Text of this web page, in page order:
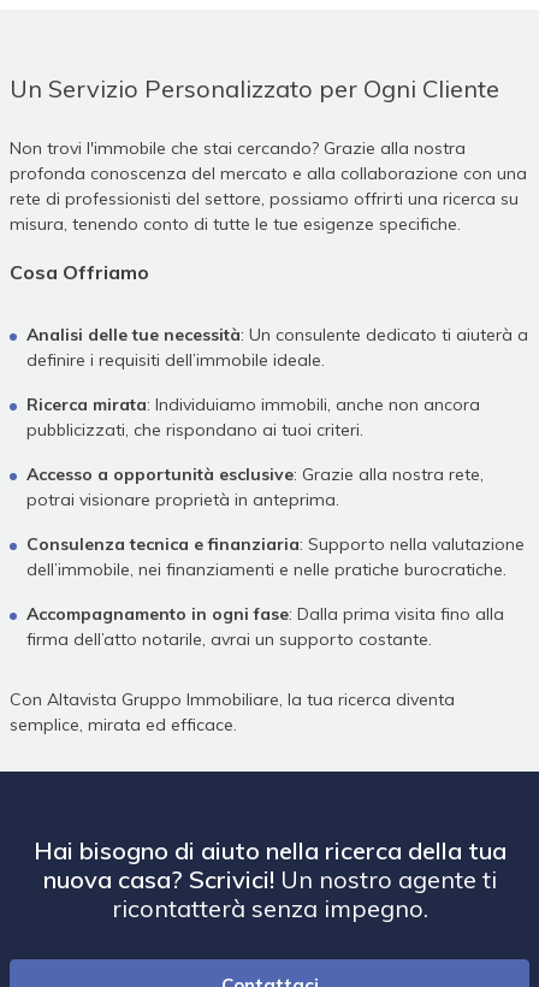
Un Servizio Personalizzato per Ogni Cliente
Non trovi l'immobile che stai cercando? Grazie alla nostra
profonda conoscenza del mercato e alla collaborazione con una
rete di professionisti del settore, possiamo offrirti una ricerca su
misura, tenendo conto di tutte le tue esigenze specifiche.
Cosa Offriamo
Analisi delle tue necessità: Un consulente dedicato ti aiuterà a
definire i requisiti dell’immobile ideale.
Ricerca mirata: Individuiamo immobili, anche non ancora
pubblicizzati, che rispondano ai tuoi criteri.
Accesso a opportunità esclusive: Grazie alla nostra rete,
potrai visionare proprietà in anteprima.
Consulenza tecnica e finanziaria: Supporto nella valutazione
dell’immobile, nei finanziamenti e nelle pratiche burocratiche.
Accompagnamento in ogni fase: Dalla prima visita fino alla
firma dell’atto notarile, avrai un supporto costante.
Con Altavista Gruppo Immobiliare, la tua ricerca diventa
semplice, mirata ed efficace.
Hai bisogno di aiuto nella ricerca della tua
nuova casa? Scrivici! Un nostro agente ti
ricontatterà senza impegno.